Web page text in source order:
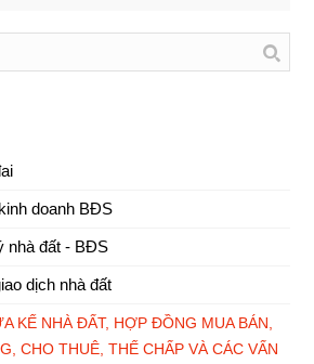
doanh BĐS
nhà đất - BĐS
dịch nhà đất
KẾ NHÀ ĐẤT, HỢP ĐỒNG MUA BÁN,
CHO THUÊ, THẾ CHẤP VÀ CÁC VẤN